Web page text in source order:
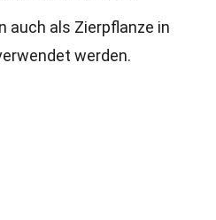
auch als Zierpflanze in
werden.